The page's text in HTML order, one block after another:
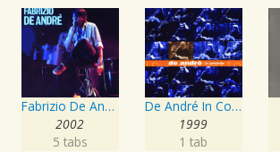
Fabrizio De Andrè
2002
5 tabs
De André In Concerto
1999
1 tab